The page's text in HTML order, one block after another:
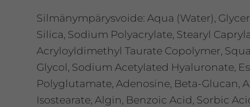
Silmänympärysvoide: Aqua (Water),
Silica, Sodium Polyacrylate, Stearyl
Acryloyldimethyl Taurate Copolymer,
Glycol, Sodium Acetylated Hyaluronate,
Polyglutamate, Adenosine, Beta-Glucan,
Isostearate, Algin, Benzoic Acid, Sorbic